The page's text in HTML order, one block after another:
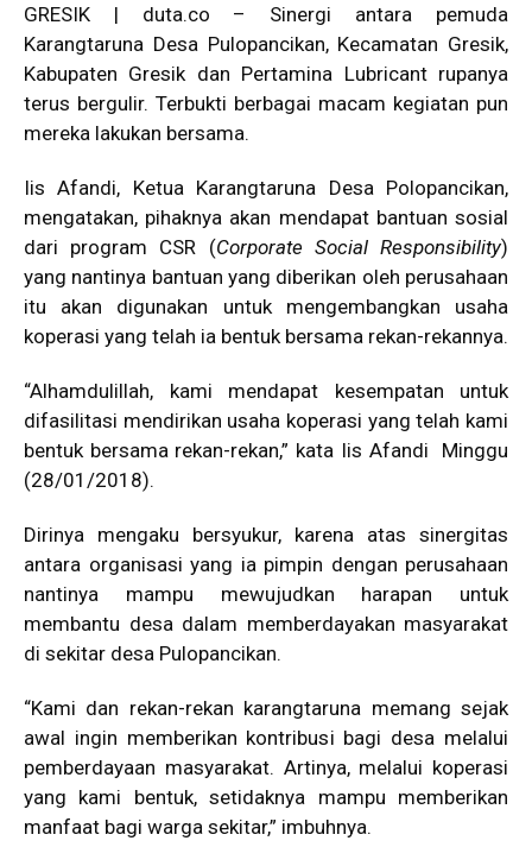
GRESIK | duta.co – Sinergi antara pemuda
Karangtaruna Desa Pulopancikan, Kecamatan Gresik,
Kabupaten Gresik dan Pertamina Lubricant rupanya
terus bergulir. Terbukti berbagai macam kegiatan pun
mereka lakukan bersama.
Iis Afandi, Ketua Karangtaruna Desa Polopancikan,
mengatakan, pihaknya akan mendapat bantuan sosial
dari program CSR (Corporate Social Responsibility)
yang nantinya bantuan yang diberikan oleh perusahaan
itu akan digunakan untuk mengembangkan usaha
koperasi yang telah ia bentuk bersama rekan-rekannya.
“Alhamdulillah, kami mendapat kesempatan untuk
difasilitasi mendirikan usaha koperasi yang telah kami
bentuk bersama rekan-rekan,” kata Iis Afandi Minggu
(28/01/2018).
Dirinya mengaku bersyukur, karena atas sinergitas
antara organisasi yang ia pimpin dengan perusahaan
nantinya mampu mewujudkan harapan untuk
membantu desa dalam memberdayakan masyarakat
di sekitar desa Pulopancikan.
“Kami dan rekan-rekan karangtaruna memang sejak
awal ingin memberikan kontribusi bagi desa melalui
pemberdayaan masyarakat. Artinya, melalui koperasi
yang kami bentuk, setidaknya mampu memberikan
manfaat bagi warga sekitar,” imbuhnya.